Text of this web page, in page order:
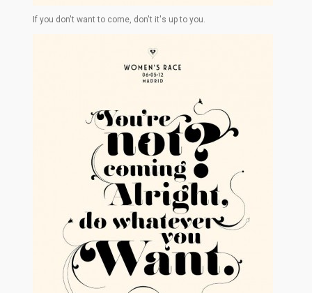
If you don't want to come, don't it's up to you.